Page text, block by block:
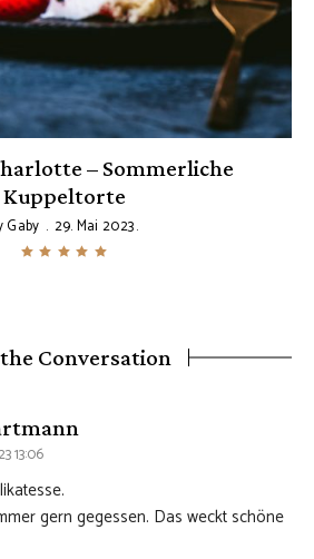
– Sommerliche
Kuppeltorte
Gaby 29. Mai 2023
Conversation
13:06
gern gegessen. Das weckt schöne